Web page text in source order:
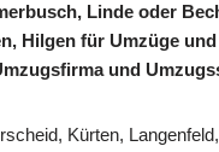
Linde oder
Hilgen für Umzüge
und
Kürten,